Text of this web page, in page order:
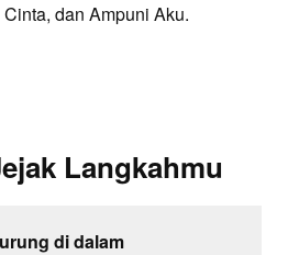
dan Ampuni Aku.
Langkahmu
di dalam